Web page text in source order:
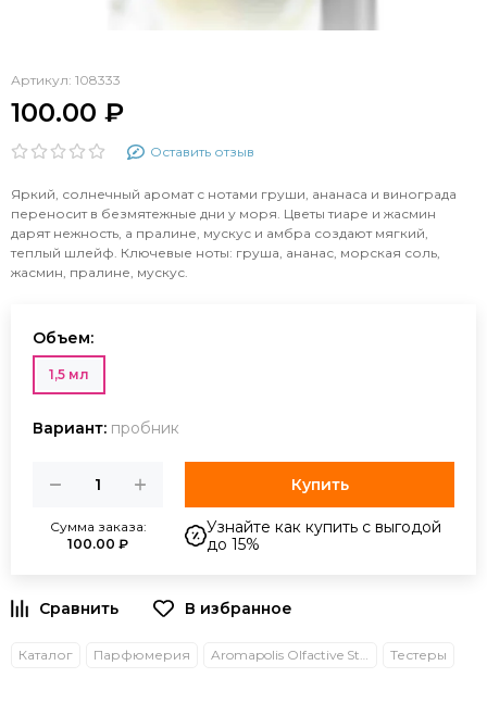
Артикул: 108333
100.00 ₽
Оставить отзыв
Яркий, солнечный аромат с нотами груши, ананаса и винограда
переносит в безмятежные дни у моря. Цветы тиаре и жасмин
дарят нежность, а пралине, мускус и амбра создают мягкий,
теплый шлейф. Ключевые ноты: груша, ананас, морская соль,
жасмин, пралине, мускус.
Объем:
1,5 мл
Вариант: пробник
Сумма заказа:
100.00 ₽
Купить
Узнайте как купить с выгодой
до 15%
Каталог Парфюмерия Aromapolis Olfactive Studio Тестеры